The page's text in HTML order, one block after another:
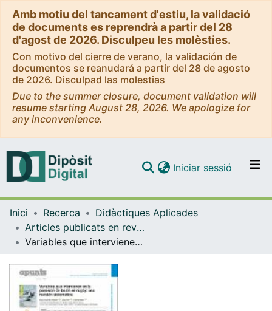
Amb motiu del tancament d'estiu, la validació
de documents es reprendrà a partir del 28
d'agost de 2026. Disculpeu les molèsties.
Con motivo del cierre de verano, la validación de
documentos se reanudará a partir del 28 de agosto
de 2026. Disculpad las molestias
Due to the summer closure, document validation will
resume starting August 28, 2026. We apologize for
any inconvenience.
Navega per tot el DD
Iniciar sessió (current)
Inici Recerca
Didàctiques Aplicades
Articles publicats en revistes (Didàctiques Aplicades)
Variables que intervienen en la posesión de balón en rugby: una revisión sistemática